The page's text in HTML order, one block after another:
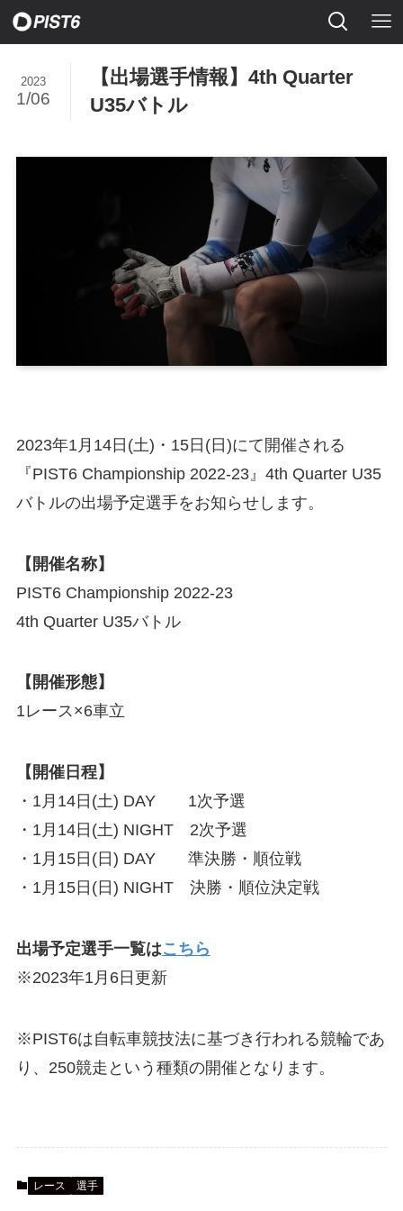
【出場選手情報】4th Quarter
U35バトル
2023
1/06
2023年1月14日(土)・15日(日)にて開催される
『PIST6 Championship 2022-23』4th Quarter U35
バトルの出場予定選手をお知らせします。
【開催名称】
PIST6 Championship 2022-23
4th Quarter U35バトル
【開催形態】
1レース×6車立
【開催日程】
・1月14日(土) DAY 1次予選
・1月14日(土) NIGHT 2次予選
・1月15日(日) DAY 準決勝・順位戦
・1月15日(日) NIGHT 決勝・順位決定戦
出場予定選手一覧はこちら
※2023年1月6日更新
※PIST6は自転車競技法に基づき行われる競輪であ
り、250競走という種類の開催となります。
レース 選手